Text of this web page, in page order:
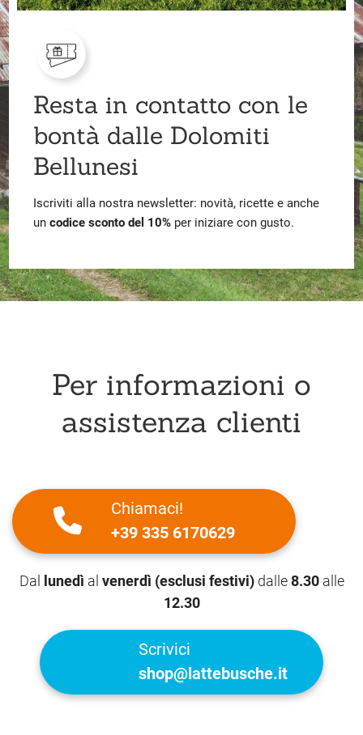
Resta in contatto con le
bontà dalle Dolomiti
Bellunesi
Iscriviti alla nostra newsletter: novità, ricette e anche
uncodice sconto del 10% per iniziare con gusto.
Per informazioni o
assistenza clienti
Chiamaci!
+39 335 6170629
Dal lunedì al venerdì (esclusi festivi) dalle8.30alle
12.30
Scrivici
shop@lattebusche.it